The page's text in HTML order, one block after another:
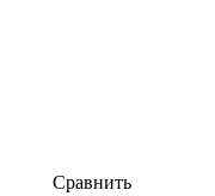
Сравнить